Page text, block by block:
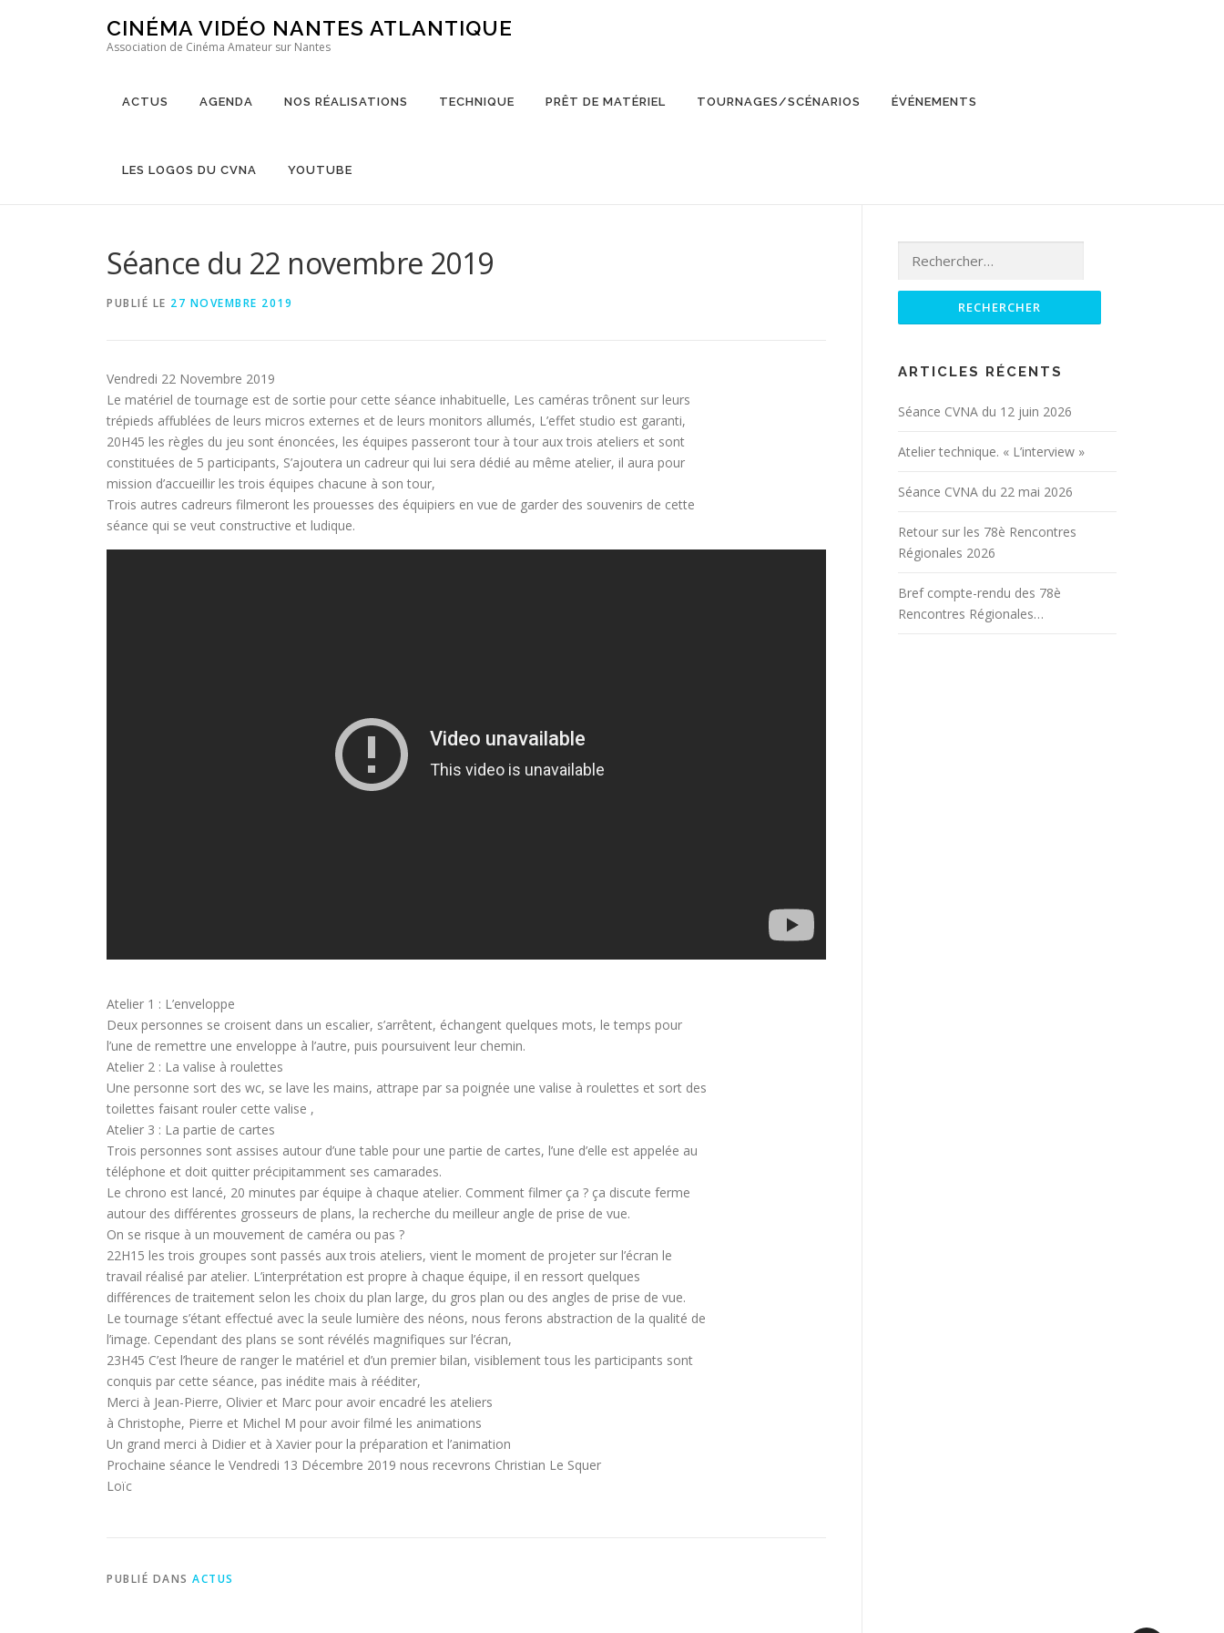
CINÉMA VIDÉO NANTES ATLANTIQUE
Association de Cinéma Amateur sur Nantes
ACTUS AGENDA NOS RÉALISATIONS TECHNIQUE PRÊT DE MATÉRIEL TOURNAGES/SCÉNARIOS ÉVÉNEMENTS
LES LOGOS DU CVNA YOUTUBE
Séance du 22 novembre 2019
PUBLIÉ LE 27 NOVEMBRE 2019
Vendredi 22 Novembre 2019
Le matériel de tournage est de sortie pour cette séance inhabituelle, Les caméras trônent sur leurs
trépieds affublées de leurs micros externes et de leurs monitors allumés, L’effet studio est garanti,
20H45 les règles du jeu sont énoncées, les équipes passeront tour à tour aux trois ateliers et sont
constituées de 5 participants, S’ajoutera un cadreur qui lui sera dédié au même atelier, il aura pour
mission d’accueillir les trois équipes chacune à son tour,
Trois autres cadreurs filmeront les prouesses des équipiers en vue de garder des souvenirs de cette
séance qui se veut constructive et ludique.
Atelier 1 : L’enveloppe
Deux personnes se croisent dans un escalier, s’arrêtent, échangent quelques mots, le temps pour
l’une de remettre une enveloppe à l’autre, puis poursuivent leur chemin.
Atelier 2 : La valise à roulettes
Une personne sort des wc, se lave les mains, attrape par sa poignée une valise à roulettes et sort des
toilettes faisant rouler cette valise ,
Atelier 3 : La partie de cartes
Trois personnes sont assises autour d’une table pour une partie de cartes, l’une d’elle est appelée au
téléphone et doit quitter précipitamment ses camarades.
Le chrono est lancé, 20 minutes par équipe à chaque atelier. Comment filmer ça ? ça discute ferme
autour des différentes grosseurs de plans, la recherche du meilleur angle de prise de vue.
On se risque à un mouvement de caméra ou pas ?
22H15 les trois groupes sont passés aux trois ateliers, vient le moment de projeter sur l’écran le
travail réalisé par atelier. L’interprétation est propre à chaque équipe, il en ressort quelques
différences de traitement selon les choix du plan large, du gros plan ou des angles de prise de vue.
Le tournage s’étant effectué avec la seule lumière des néons, nous ferons abstraction de la qualité de
l’image. Cependant des plans se sont révélés magnifiques sur l’écran,
23H45 C’est l’heure de ranger le matériel et d’un premier bilan, visiblement tous les participants sont
conquis par cette séance, pas inédite mais à rééditer,
Merci à Jean-Pierre, Olivier et Marc pour avoir encadré les ateliers
à Christophe, Pierre et Michel M pour avoir filmé les animations
Un grand merci à Didier et à Xavier pour la préparation et l’animation
Prochaine séance le Vendredi 13 Décembre 2019 nous recevrons Christian Le Squer
Loïc
PUBLIÉ DANS ACTUS
Rechercher :
ARTICLES RÉCENTS
Séance CVNA du 12 juin 2026
Atelier technique. « L’interview »
Séance CVNA du 22 mai 2026
Retour sur les 78è Rencontres
Régionales 2026
Bref compte-rendu des 78è
Rencontres Régionales…